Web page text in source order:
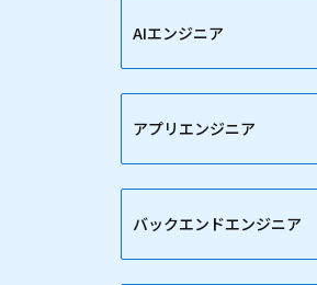
AIエンジニア
アプリエンジニア
バックエンドエンジニア